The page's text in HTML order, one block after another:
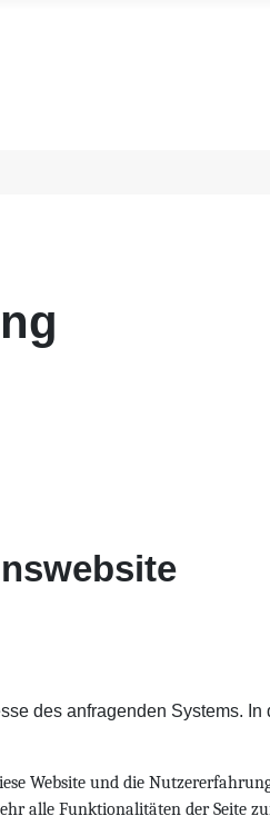
des anfragenden Systems.
Website und die
alle Funktionalitäten der Seite